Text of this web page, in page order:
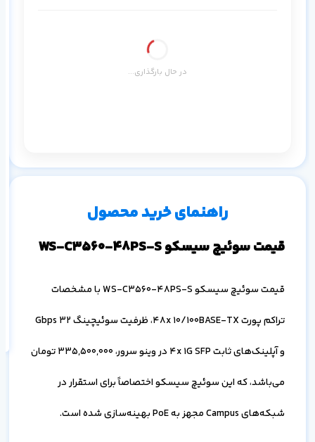
در حال بارگذاری...
۳ ماه ۶ ماه
راهنمای خرید محصول
قیمت سوئیچ سیسکو WS-C3560-48PS-S
قیمت سوئیچ سیسکو WS-C3560-48PS-S با مشخصات
تراکم پورت 48x 10/100BASE-TX، ظرفیت سوئیچینگ 32 Gbps
و آپلینک‌های ثابت 4x 1G SFP در وینو سرور،
335,500,000تومان
می‌باشد، که این سوئیچ سیسکو اختصاصاً برای استقرار در
شبکه‌های Campus مجهز به PoE بهینه‌سازی شده است.